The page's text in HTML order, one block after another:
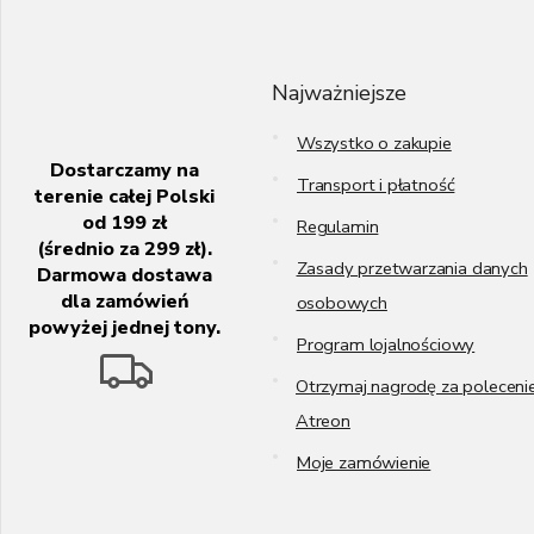
Dostarczamy na
terenie całej Polski
od 199 zł
(średnio za 299 zł).
Darmowa dostawa
dla zamówień
powyżej jednej tony.
Najważniejsze
Wszystko o zakupie
Transport i płatność
Regulamin
Zasady przetwarzania danych
osobowych
Program lojalnościowy
Otrzymaj nagrodę za
Atreon
Moje zamówienie